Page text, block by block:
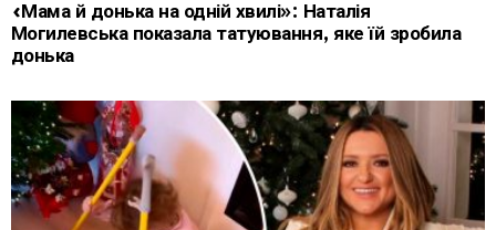
«Мама й донька на одній хвилі»: Наталія
Могилевська показала татуювання, яке їй зробила
донька